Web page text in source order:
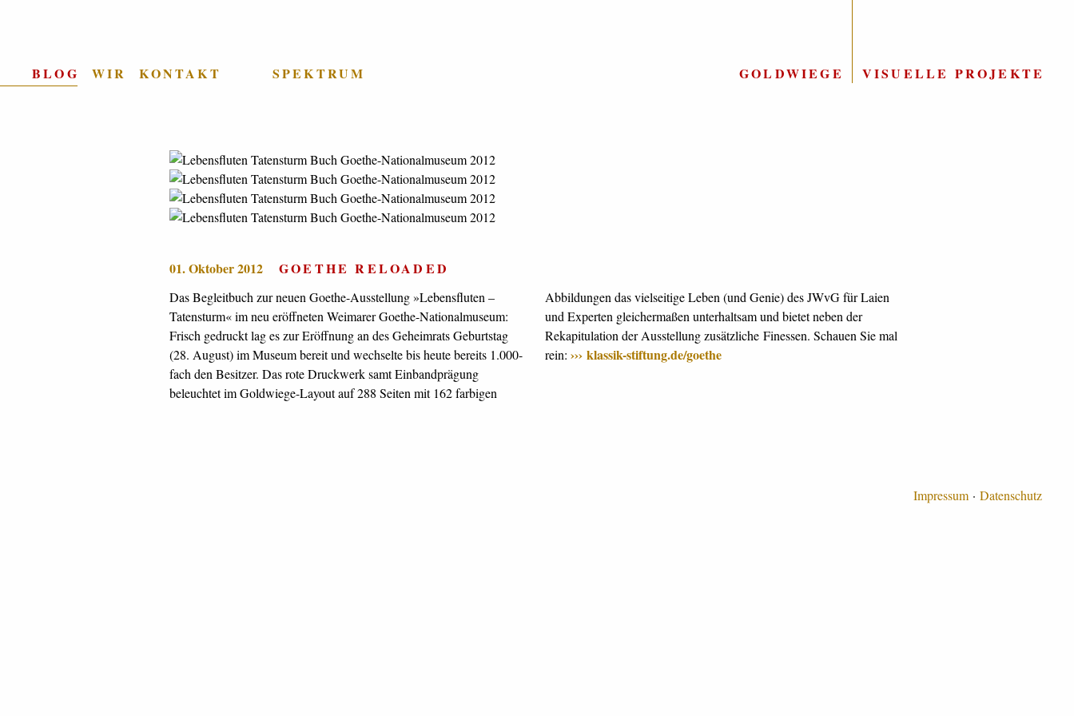
GOLDWIEGE VISUELLE PROJEKTE
BLOG WIR KONTAKT SPEKTRUM
01. Oktober 2012 GOETHE RELOADED
Das Begleitbuch zur neuen Goethe-Ausstellung »Lebensfluten –
Tatensturm« im neu eröffneten Weimarer Goethe-Nationalmuseum:
Frisch gedruckt lag es zur Eröffnung an des Geheimrats Geburtstag
(28. August) im Museum bereit und wechselte bis heute bereits 1.000-
fach den Besitzer. Das rote Druckwerk samt Einbandprägung
beleuchtet im Goldwiege-Layout auf 288 Seiten mit 162 farbigen
Abbildungen das vielseitige Leben (und Genie) des JWvG für Laien
und Experten gleichermaßen unterhaltsam und bietet neben der
Rekapitulation der Ausstellung zusätzliche Finessen. Schauen Sie mal
rein:
klassik-stiftung.de/goethe
Impressum Datenschutz